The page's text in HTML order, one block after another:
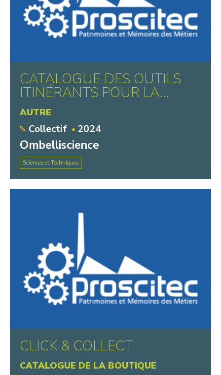
CATALOGUE DES OUTILS
ITINÉRANTS POUR LA...
AUTRE
Collectif 2024
Ombelliscience
Sciences et Techniques
CLICK & COLLECT
CATALOGUE DE LA BOUTIQUE